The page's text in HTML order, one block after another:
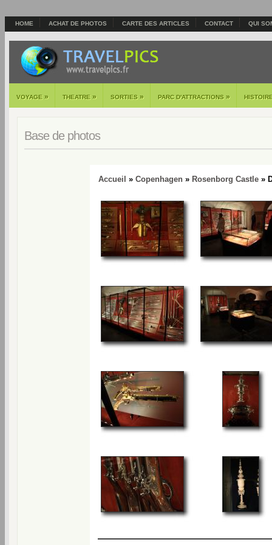
HOME ACHAT DE PHOTOS CARTE DES ARTICLES CONTACT QUI
VOYAGE » THEATRE » SORTIES » PARC D'ATTRACTIONS »
Base de photos
Accueil » Copenhagen» Rosenborg Castle»